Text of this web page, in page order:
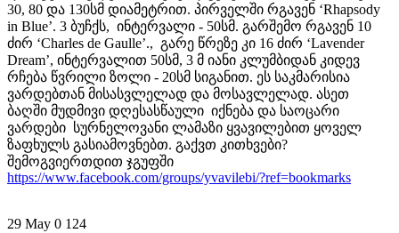
30, 80 და 130სმ დიამეტრით. პირველში რგავენ ‘Rhapsody
in Blue’. 3 ბუჩქს, ინტერვალი - 50სმ. გარშემო რგავენ 10
ძირ ‘Charles de Gaulle’., გარე წრეზე კი 16 ძირ ‘Lavender
Dream’, ინტერვალით 50სმ, 3 მ იანი კლუმბიდან კიდევ
რჩება წვრილი ზოლი - 20სმ სიგანით. ეს საკმარისია
ვარდებთან მისასვლელად და მოსავლელად. ასეთ
ბაღში მუდმივი დღესასწაული იქნება და საოცარი
ვარდები სურნელოვანი ლამაზი ყვავილებით ყოველ
ზაფხულს გასიამოვნებთ. გაქვთ კითხვები?
შემოგვიერთდით ჯგუფში
https://www.facebook.com/groups/yvavilebi/?ref=bookmarks
29 May 0 124